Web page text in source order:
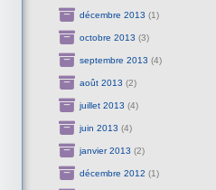
décembre 2013 (1)
octobre 2013 (3)
septembre 2013 (4)
août 2013 (2)
juillet 2013 (4)
juin 2013 (4)
janvier 2013 (2)
décembre 2012 (1)